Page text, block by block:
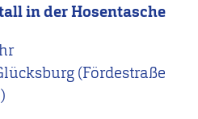
in der Hosentasche
(Fördestraße